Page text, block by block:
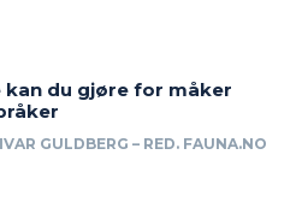
kan du gjøre for måker
GULDBERG – RED. FAUNA.NO